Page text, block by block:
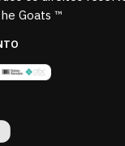
Goats ™